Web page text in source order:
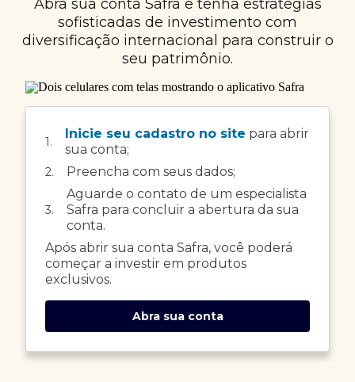
Abra sua conta Safra e tenha estratégias
sofisticadas de investimento com
diversificação internacional para construir o
seu patrimônio.
1.
Inicie seu cadastro no site para abrir
sua conta;
2. Preencha com seus dados;
3.
Aguarde o contato de um especialista
Safra para concluir a abertura da sua
conta.
Após abrir sua conta Safra, você poderá
começar a investir em produtos
exclusivos.
Abra sua conta